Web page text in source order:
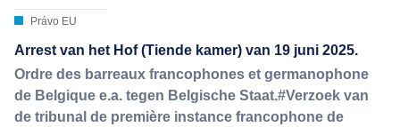
Právo EU
Arrest van het Hof (Tiende kamer) van 19 juni 2025.
Ordre des barreaux francophones et germanophone
de Belgique e.a. tegen Belgische Staat.#Verzoek van
de tribunal de première instance francophone de